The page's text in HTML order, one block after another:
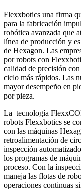
Flexxbotics una firma
para la fabricación
robótica avanzada que
línea de producción y
de Hexagon. Las
por robots con
calidad de precisión
ciclo más rápidos. Las
mayor desempeño en
por pieza.
La tecnología
robots Flexxbotics se
con las máquinas
retroalimentación de
inspección
los programas de
proceso. Con la
maneja las flotas de
operaciones continuas